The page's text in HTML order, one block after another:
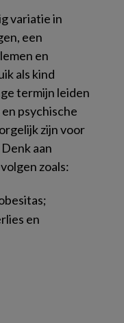
variatie in
een
en
als kind
termijn leiden
psychische
zijn voor
aan
zoals:
en